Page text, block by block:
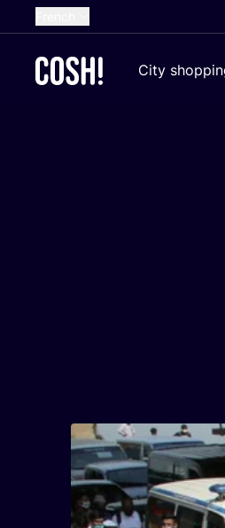
Dutch
City